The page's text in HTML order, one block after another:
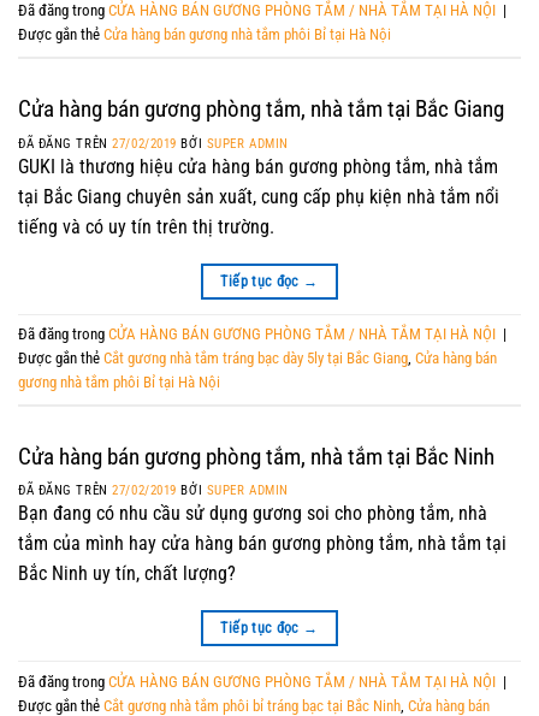
Đã đăng trong CỬA HÀNG BÁN GƯƠNG PHÒNG TẮM / NHÀ TẮM TẠI HÀ NỘI |
Được gắn thẻ Cửa hàng bán gương nhà tắm phôi Bỉ tại Hà Nội
Cửa hàng bán gương phòng tắm, nhà tắm tại Bắc Giang
ĐÃ ĐĂNG TRÊN27/02/2019 BỞI SUPER ADMIN
GUKI là thương hiệu cửa hàng bán gương phòng tắm, nhà tắm
tại Bắc Giang chuyên sản xuất, cung cấp phụ kiện nhà tắm nổi
tiếng và có uy tín trên thị trường.
Tiếp tục đọc →
Đã đăng trong CỬA HÀNG BÁN GƯƠNG PHÒNG TẮM / NHÀ TẮM TẠI HÀ NỘI |
Được gắn thẻ Cắt gương nhà tắm tráng bạc dày 5ly tại Bắc Giang Cửa hàng bán
gương nhà tắm phôi Bỉ tại Hà Nội
Cửa hàng bán gương phòng tắm, nhà tắm tại Bắc Ninh
ĐÃ ĐĂNG TRÊN27/02/2019 BỞI SUPER ADMIN
Bạn đang có nhu cầu sử dụng gương soi cho phòng tắm, nhà
tắm của mình hay cửa hàng bán gương phòng tắm, nhà tắm tại
Bắc Ninh uy tín, chất lượng?
Tiếp tục đọc →
Đã đăng trong CỬA HÀNG BÁN GƯƠNG PHÒNG TẮM / NHÀ TẮM TẠI HÀ NỘI |
Được gắn thẻ Cắt gương nhà tắm phôi bỉ tráng bạc tại Bắc Ninh Cửa hàng bán